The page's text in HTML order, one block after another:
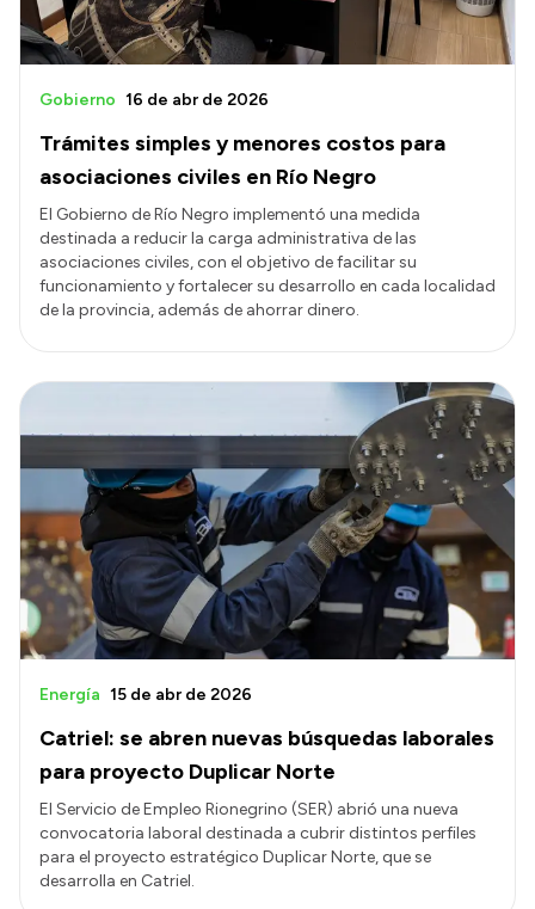
Trámites simples y menores costos para
asociaciones civiles en Río Negro
Gobierno 16 de abr de 2026
El Gobierno de Río Negro implementó una medida
destinada a reducir la carga administrativa de las
asociaciones civiles, con el objetivo de facilitar su
funcionamiento y fortalecer su desarrollo en cada localidad
de la provincia, además de ahorrar dinero.
Catriel: se abren nuevas búsquedas laborales
para proyecto Duplicar Norte
Energía 15 de abr de 2026
El Servicio de Empleo Rionegrino (SER) abrió una nueva
convocatoria laboral destinada a cubrir distintos perfiles
para el proyecto estratégico Duplicar Norte, que se
desarrolla en Catriel.